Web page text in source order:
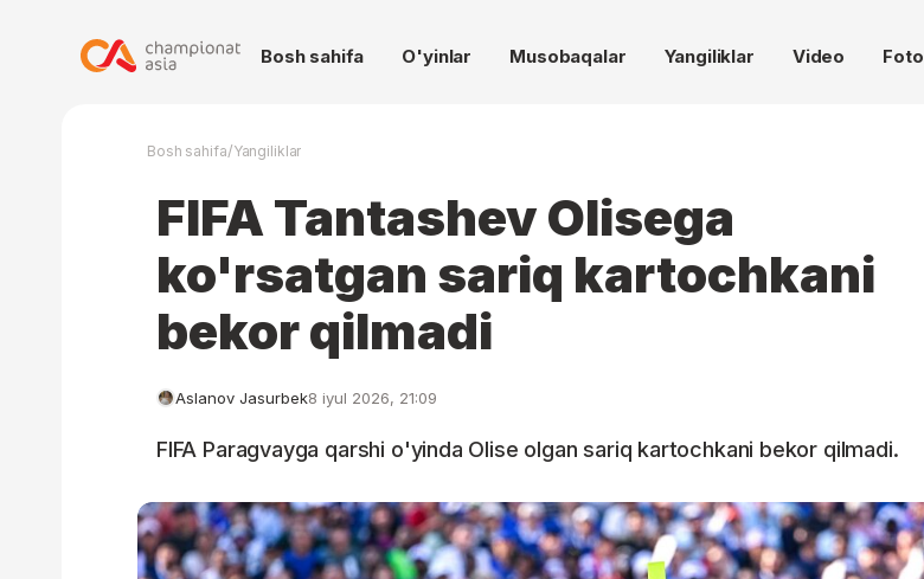
Bosh sahifa O'yinlar Musobaqalar Yangiliklar Video Foto
Bosh sahifa/Yangiliklar
FIFA Tantashev Olisega
ko'rsatgan sariq kartochkani
bekor qilmadi
Aslanov Jasurbek8 iyul 2026, 21:09
FIFA Paragvayga qarshi o'yinda Olise olgan sariq kartochkani bekor qilmadi.